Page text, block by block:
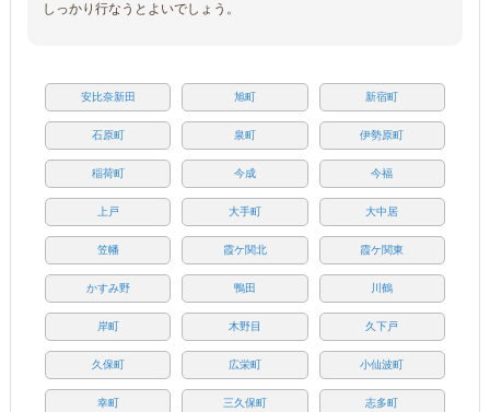
しっかり行なうとよいでしょう。
安比奈新田 旭町 新宿町
石原町 泉町 伊勢原町
稲荷町 今成 今福
上戸 大手町 大中居
笠幡 霞ケ関北 霞ケ関東
かすみ野 鴨田 川鶴
岸町 木野目 久下戸
久保町 広栄町 小仙波町
幸町 三久保町 志多町